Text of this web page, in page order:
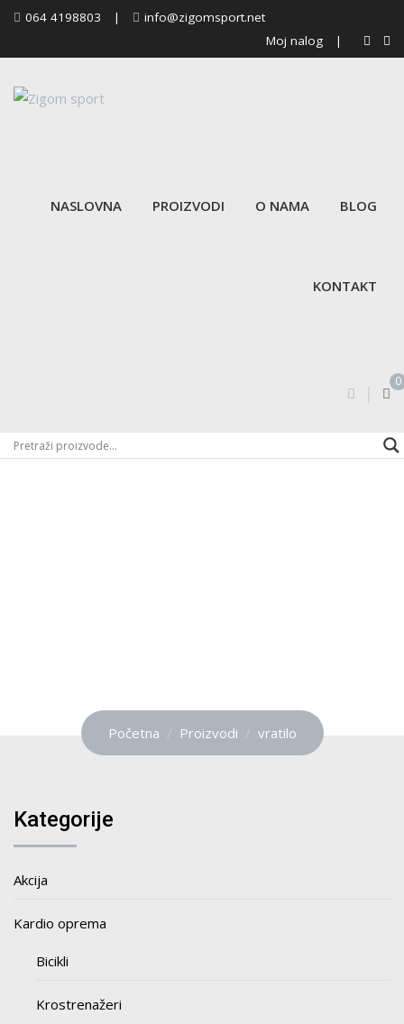
Skip
content
064 4198803 |
info@zigomsport.net
Moj nalog
|
NASLOVNA PROIZVODI O NAMA BLOG
KONTAKT
0
|
Početna Proizvodi vratilo
Kategorije
Akcija
Kardio oprema
Bicikli
Krostrenažeri